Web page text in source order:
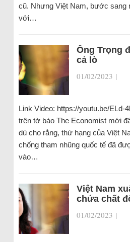
cũ. Nhưng Việt Nam, bước sang
với…
Ông Trọng
cả lò
01/02/2023 |
Link Video: https://youtu.be/ELd-
trên tờ báo The Economist mới
dù cho rằng, thứ hạng của Việt
chống tham nhũng quốc tế đã
vào…
Việt Nam
chứa chất
01/02/2023 |